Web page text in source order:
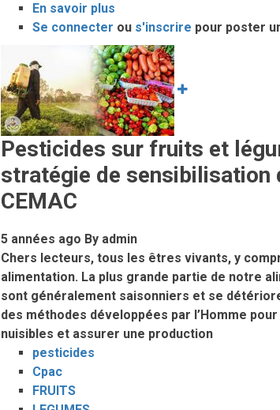
En savoir plus
42
EME
SESSION
ORDINAIRE
DU
COMITE
SAHELIEN
DES
PESTICIDES
Se connecter ou s'inscrire pour poster
Pesticides sur fruits et
stratégie de sensibilisation
CEMAC
5 années ago By admin
Chers lecteurs, tous les êtres vivants, y
alimentation. La plus grande partie de notre
sont généralement saisonniers et se
des méthodes développées par l’Homme
nuisibles et assurer une production
pesticides
Cpac
FRUITS